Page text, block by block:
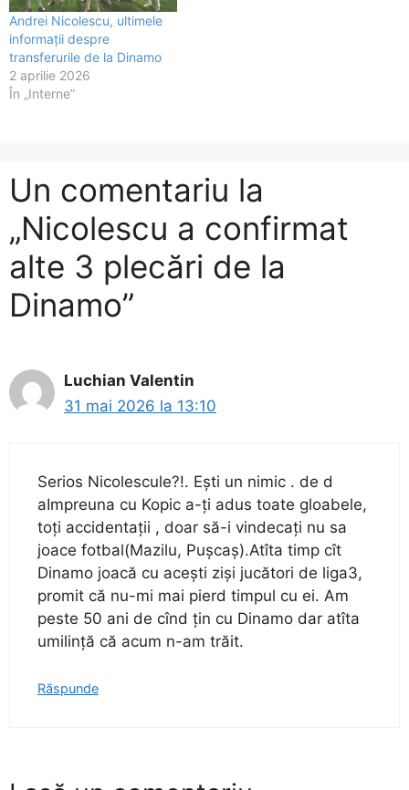
Andrei Nicolescu, ultimele
informații despre
transferurile de la Dinamo
2 aprilie 2026
În „Interne”
Un comentariu la
„Nicolescu a confirmat
alte 3 plecări de la
Dinamo”
Luchian Valentin
31 mai 2026 la 13:10
Serios Nicolescule?!. Ești un nimic . de d
aImpreuna cu Kopic a-ți adus toate gloabele,
toți accidentații , doar să-i vindecați nu sa
joace fotbal(Mazilu, Pușcaș).Atîta timp cît
Dinamo joacă cu acești ziși jucători de liga3,
promit că nu-mi mai pierd timpul cu ei. Am
peste 50 ani de cînd țin cu Dinamo dar atîta
umilință că acum n-am trăit.
Răspunde